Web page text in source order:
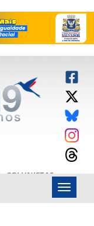
COLUNISTAS
Menu